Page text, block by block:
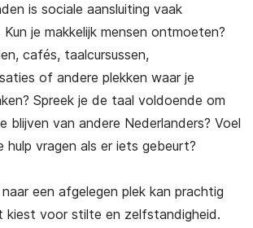
is sociale aansluiting vaak
je makkelijk mensen ontmoeten?
cafés, taalcursussen,
of andere plekken waar je
Spreek je de taal voldoende om
blijven van andere Nederlanders? Voel
hulp vragen als er iets gebeurt?
een afgelegen plek kan prachtig
kiest voor stilte en zelfstandigheid.